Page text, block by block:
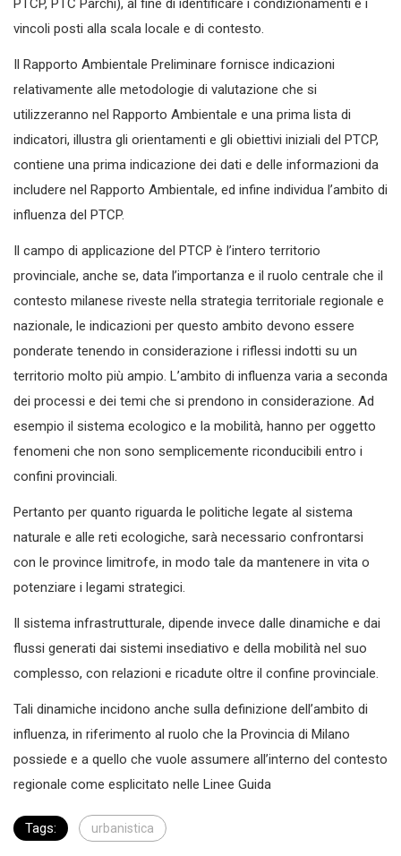
PTCP, PTC Parchi), al fine di identificare i condizionamenti e i
vincoli posti alla scala locale e di contesto.
Il Rapporto Ambientale Preliminare fornisce indicazioni
relativamente alle metodologie di valutazione che si
utilizzeranno nel Rapporto Ambientale e una prima lista di
indicatori, illustra gli orientamenti e gli obiettivi iniziali del PTCP,
contiene una prima indicazione dei dati e delle informazioni da
includere nel Rapporto Ambientale, ed infine individua l’ambito di
influenza del PTCP.
Il campo di applicazione del PTCP è l’intero territorio
provinciale, anche se, data l’importanza e il ruolo centrale che il
contesto milanese riveste nella strategia territoriale regionale e
nazionale, le indicazioni per questo ambito devono essere
ponderate tenendo in considerazione i riflessi indotti su un
territorio molto più ampio. L’ambito di influenza varia a seconda
dei processi e dei temi che si prendono in considerazione. Ad
esempio il sistema ecologico e la mobilità, hanno per oggetto
fenomeni che non sono semplicemente riconducibili entro i
confini provinciali.
Pertanto per quanto riguarda le politiche legate al sistema
naturale e alle reti ecologiche, sarà necessario confrontarsi
con le province limitrofe, in modo tale da mantenere in vita o
potenziare i legami strategici.
Il sistema infrastrutturale, dipende invece dalle dinamiche e dai
flussi generati dai sistemi insediativo e della mobilità nel suo
complesso, con relazioni e ricadute oltre il confine provinciale.
Tali dinamiche incidono anche sulla definizione dell’ambito di
influenza, in riferimento al ruolo che la Provincia di Milano
possiede e a quello che vuole assumere all’interno del contesto
regionale come esplicitato nelle Linee Guida
Tags: urbanistica